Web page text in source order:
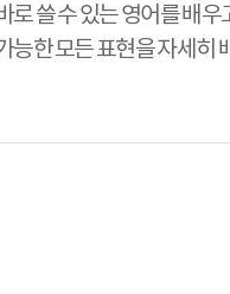
로 쓸 수 있는 영어를 배우
능한 모든 표현을 자세히